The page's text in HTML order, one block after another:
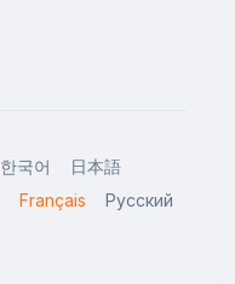
한국어
日本語
Français
Русский